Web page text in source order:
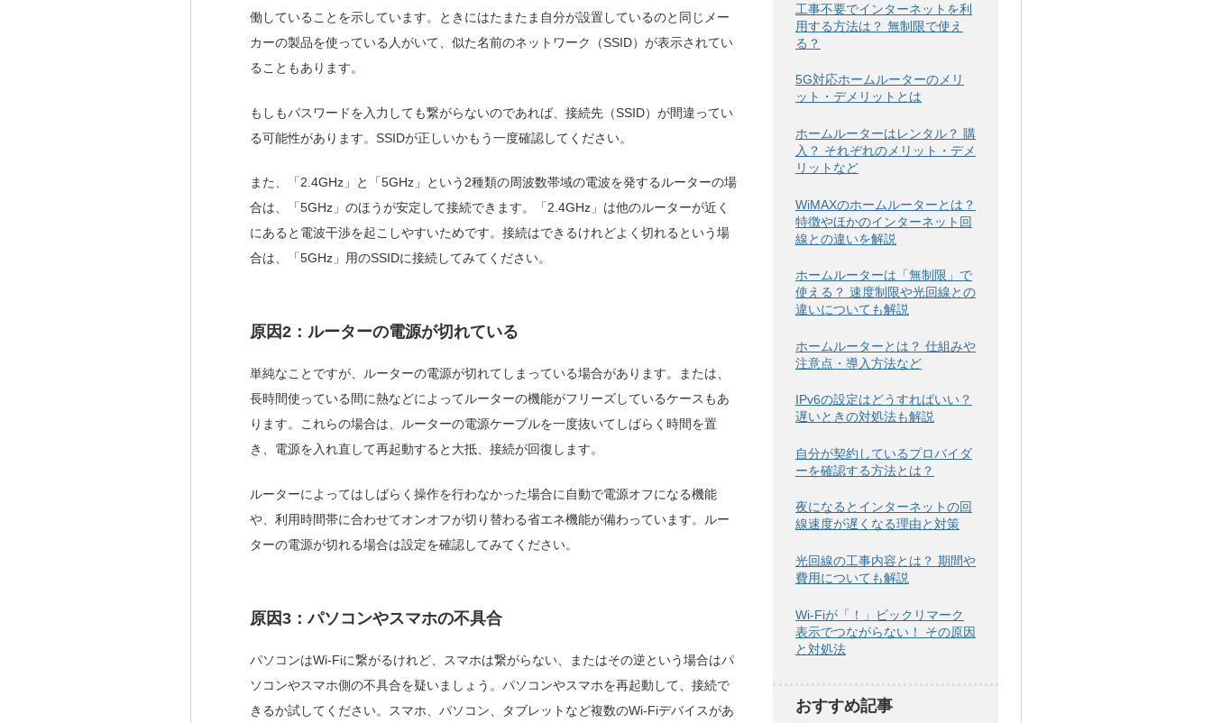
働していることを示しています。ときにはたまたま自分が設置しているのと同じメー
カーの製品を使っている人がいて、似た名前のネットワーク（SSID）が表示されてい
ることもあります。
もしもパスワードを入力しても繋がらないのであれば、接続先（SSID）が間違ってい
る可能性があります。SSIDが正しいかもう一度確認してください。
また、「2.4GHz」と「5GHz」という2種類の周波数帯域の電波を発するルーターの場
合は、「5GHz」のほうが安定して接続できます。「2.4GHz」は他のルーターが近く
にあると電波干渉を起こしやすいためです。接続はできるけれどよく切れるという場
合は、「5GHz」用のSSIDに接続してみてください。
原因2：ルーターの電源が切れている
単純なことですが、ルーターの電源が切れてしまっている場合があります。または、
長時間使っている間に熱などによってルーターの機能がフリーズしているケースもあ
ります。これらの場合は、ルーターの電源ケーブルを一度抜いてしばらく時間を置
き、電源を入れ直して再起動すると大抵、接続が回復します。
ルーターによってはしばらく操作を行わなかった場合に自動で電源オフになる機能
や、利用時間帯に合わせてオンオフが切り替わる省エネ機能が備わっています。ルー
ターの電源が切れる場合は設定を確認してみてください。
原因3：パソコンやスマホの不具合
パソコンはWi-Fiに繋がるけれど、スマホは繋がらない、またはその逆という場合はパ
ソコンやスマホ側の不具合を疑いましょう。パソコンやスマホを再起動して、接続で
きるか試してください。スマホ、パソコン、タブレットなど複数のWi-Fiデバイスがあ
工事不要でインターネットを利
用する方法は？ 無制限で使え
る？
5G対応ホームルーターのメリ
ット・デメリットとは
ホームルーターはレンタル？ 購
入？ それぞれのメリット・デメ
リットなど
WiMAXのホームルーターとは？
特徴やほかのインターネット回
線との違いを解説
ホームルーターは「無制限」で
使える？ 速度制限や光回線との
違いについても解説
ホームルーターとは？ 仕組みや
注意点・導入方法など
IPv6の設定はどうすればいい？
遅いときの対処法も解説
自分が契約しているプロバイダ
ーを確認する方法とは？
夜になるとインターネットの回
線速度が遅くなる理由と対策
光回線の工事内容とは？ 期間や
費用についても解説
Wi-Fiが「！」ビックリマーク
表示でつながらない！ その原因
と対処法
おすすめ記事